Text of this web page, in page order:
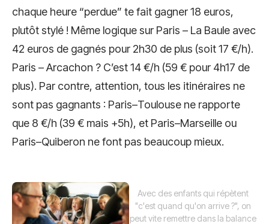
chaque heure “perdue” te fait gagner 18 euros,
plutôt stylé ! Même logique sur Paris – La Baule avec
42 euros de gagnés pour 2h30 de plus (soit 17 €/h).
Paris – Arcachon ? C’est 14 €/h (59 € pour 4h17 de
plus). Par contre, attention, tous les itinéraires ne
sont pas gagnants : Paris–Toulouse ne rapporte
que 8 €/h (39 € mais +5h), et Paris–Marseille ou
Paris–Quiberon ne font pas beaucoup mieux.
Avec des enfants qui répètent
"c'est quand qu'on arrive ?", on
peut vite remettre dans la balance